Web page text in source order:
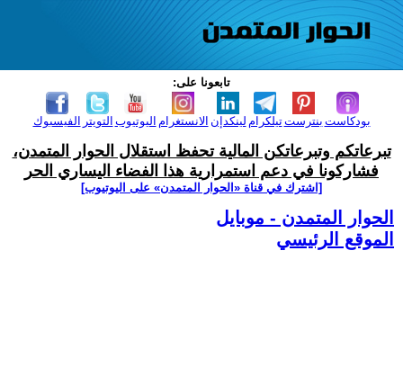
تابعونا على:
الفيسبوك التويتر اليوتيوب الانستغرام لينكدإن تيلكرامبنترست بودكاست
تبرعاتكم وتبرعاتكن المالية تحفظ استقلال الحوار المتمدن،
فشاركونا في دعم استمرارية هذا الفضاء اليساري الحر
[اشترك في قناة ‫«الحوار المتمدن» على اليوتيوب]
الحوار المتمدن - موبايل
الموقع الرئيسي